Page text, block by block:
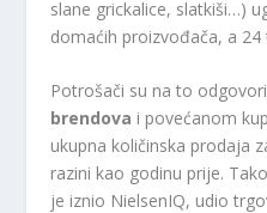
slane grickalice, slatkiši…)
domaćih proizvođača, a 24
Potrošači su na to
brendova i povećanom
ukupna količinska prodaja
razini kao godinu prije.
je iznio NielsenIQ, udio